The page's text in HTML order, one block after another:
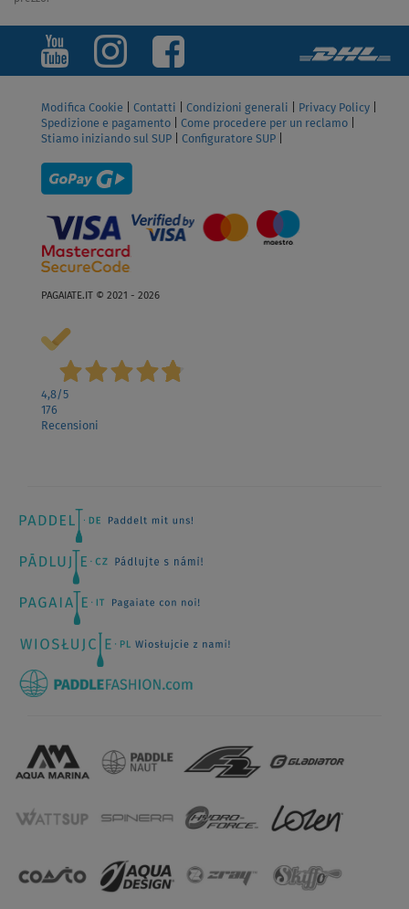
Modifica Cookie Contatti Condizioni generali Privacy Policy
Spedizione e pagamento
Come procedere per un reclamo
Stiamo iniziando sul SUP
Configuratore SUP
PAGAIATE.IT © 2021 - 2026
4,8/5
176
Recensioni